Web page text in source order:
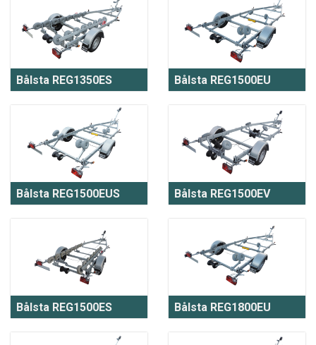
Bålsta REG1350ES Bålsta REG1500EU
Bålsta REG1500EUS Bålsta REG1500EV
Bålsta REG1500ES Bålsta REG1800EU